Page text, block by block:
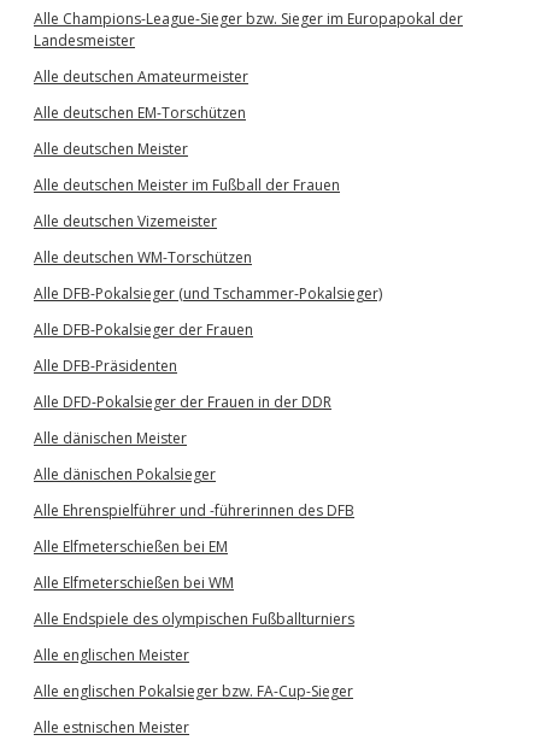
Alle Champions-League-Sieger bzw. Sieger im Europapokal der
Landesmeister
Alle deutschen Amateurmeister
Alle deutschen EM-Torschützen
Alle deutschen Meister
Alle deutschen Meister im Fußball der Frauen
Alle deutschen Vizemeister
Alle deutschen WM-Torschützen
Alle DFB-Pokalsieger (und Tschammer-Pokalsieger)
Alle DFB-Pokalsieger der Frauen
Alle DFB-Präsidenten
Alle DFD-Pokalsieger der Frauen in der DDR
Alle dänischen Meister
Alle dänischen Pokalsieger
Alle Ehrenspielführer und -führerinnen des DFB
Alle Elfmeterschießen bei EM
Alle Elfmeterschießen bei WM
Alle Endspiele des olympischen Fußballturniers
Alle englischen Meister
Alle englischen Pokalsieger bzw. FA-Cup-Sieger
Alle estnischen Meister